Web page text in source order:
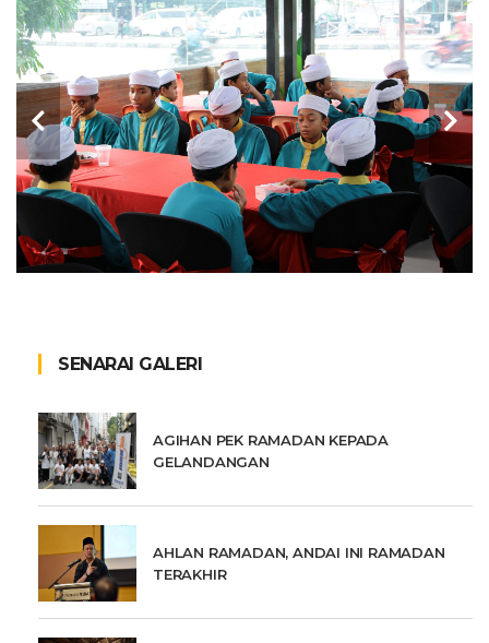
SENARAI GALERI
AGIHAN PEK RAMADAN KEPADA
GELANDANGAN
AHLAN RAMADAN, ANDAI INI RAMADAN
TERAKHIR